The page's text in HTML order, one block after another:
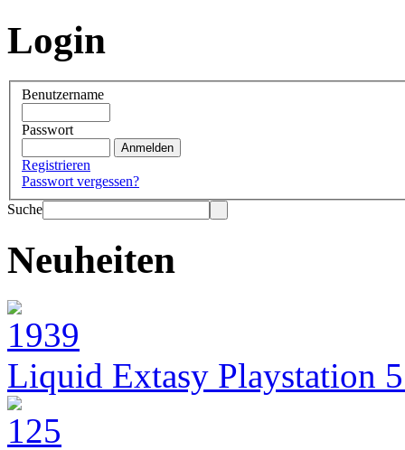
Login
Benutzername
Passwort
Registrieren
Passwort vergessen?
Suche
Neuheiten
Liquid Extasy Playstation